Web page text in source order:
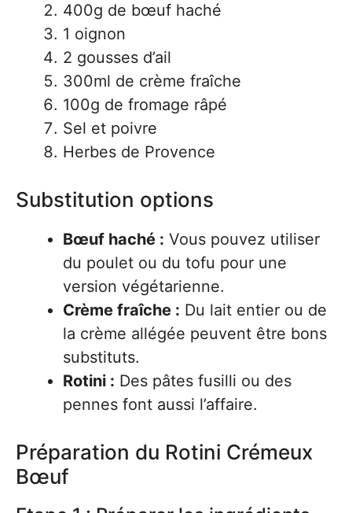
400g de bœuf haché
1 oignon
2 gousses d’ail
300ml de crème fraîche
100g de fromage râpé
Sel et poivre
Herbes de Provence
Substitution options
Bœuf haché : Vous pouvez utiliser
du poulet ou du tofu pour une
version végétarienne.
Crème fraîche : Du lait entier ou de
la crème allégée peuvent être bons
substituts.
Rotini : Des pâtes fusilli ou des
pennes font aussi l’affaire.
Préparation du Rotini Crémeux
Bœuf